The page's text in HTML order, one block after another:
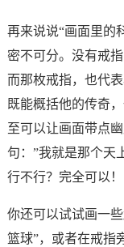
再来说说“画面里的
密不可分。没有戒
而那枚戒指，也代
既能概括他的传奇
至可以让画面带点
句：”我就是那个天
行不行？完全可以！
你还可以试试画一
篮球”，或者在戒指